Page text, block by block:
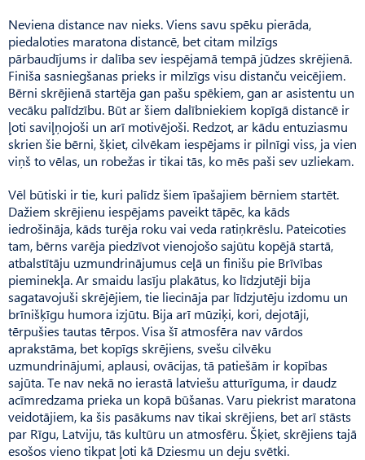
Neviena distance nav nieks. Viens savu spēku pierāda,
piedaloties maratona distancē, bet citam milzīgs
pārbaudījums ir dalība sev iespējamā tempā jūdzes skrējienā.
Finiša sasniegšanas prieks ir milzīgs visu distanču veicējiem.
Bērni skrējienā startēja gan pašu spēkiem, gan ar asistentu un
vecāku palīdzību. Būt ar šiem dalībniekiem kopīgā distancē ir
ļoti saviļņojoši un arī motivējoši. Redzot, ar kādu entuziasmu
skrien šie bērni, šķiet, cilvēkam iespējams ir pilnīgi viss, ja vien
viņš to vēlas, un robežas ir tikai tās, ko mēs paši sev uzliekam.
Vēl būtiski ir tie, kuri palīdz šiem īpašajiem bērniem startēt.
Dažiem skrējienu iespējams paveikt tāpēc, ka kāds
iedrošināja, kāds turēja roku vai veda ratiņkrēslu. Pateicoties
tam, bērns varēja piedzīvot vienojošo sajūtu kopējā startā,
atbalstītāju uzmundrinājumus ceļā un finišu pie Brīvības
pieminekļa. Ar smaidu lasīju plakātus, ko līdzjutēji bija
sagatavojuši skrējējiem, tie liecināja par līdzjutēju izdomu un
brīnišķīgu humora izjūtu. Bija arī mūziķi, kori, dejotāji,
tērpušies tautas tērpos. Visa šī atmosfēra nav vārdos
aprakstāma, bet kopīgs skrējiens, svešu cilvēku
uzmundrinājumi, aplausi, ovācijas, tā patiešām ir kopības
sajūta. Te nav nekā no ierastā latviešu atturīguma, ir daudz
acīmredzama prieka un kopā būšanas. Varu piekrist maratona
veidotājiem, ka šis pasākums nav tikai skrējiens, bet arī stāsts
par Rīgu, Latviju, tās kultūru un atmosfēru. Šķiet, skrējiens tajā
esošos vieno tikpat ļoti kā Dziesmu un deju svētki.